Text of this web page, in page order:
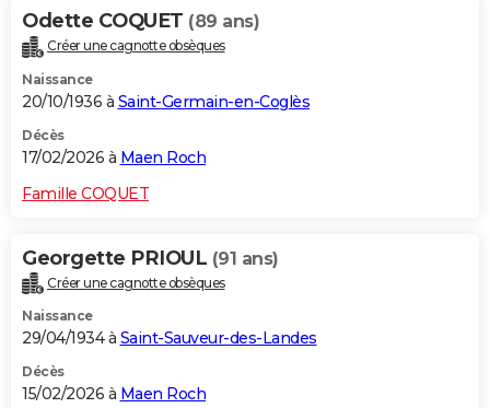
Odette COQUET (89 ans)
Créer une cagnotte obsèques
Naissance
20/10/1936 à Saint-Germain-en-Coglès
Décès
17/02/2026 à Maen Roch
Famille COQUET
Georgette PRIOUL (91 ans)
Créer une cagnotte obsèques
Naissance
29/04/1934 à Saint-Sauveur-des-Landes
Décès
15/02/2026 à Maen Roch